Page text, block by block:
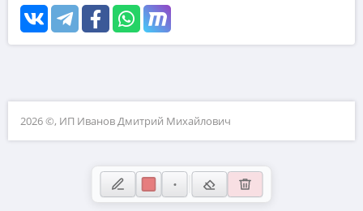
Расположение корней квадратного
Функции и их графики
Сведение к исследованию квадратного
трёхчлена
2026 ©, ИП Иванов Дмитрий Михайлович